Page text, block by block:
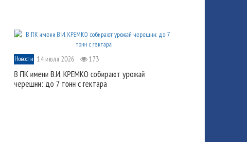
Новости 14 июля 2026 173
В ПК имени В.И. КРЕМКО собирают урожай
черешни: до 7 тонн с гектара